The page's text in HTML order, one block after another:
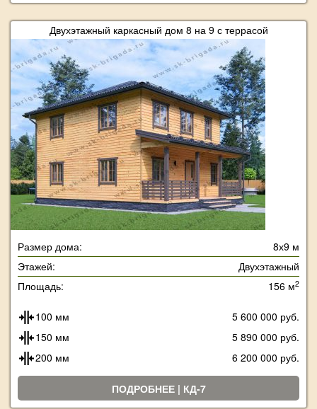
Двухэтажный каркасный дом 8 на 9 с террасой
Размер дома:
8х9 м
Этажей:
Двухэтажный
Площадь:
156 м2
100 мм
5 600 000 руб.
150 мм
5 890 000 руб.
200 мм
6 200 000 руб.
ПОДРОБНЕЕ | КД-7